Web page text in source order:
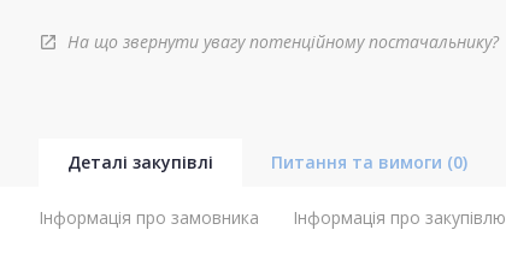
open_in_new На що звернути увагу потенційному постачальнику?
Деталі закупівлі Питання та вимоги (0)
Інформація про замовника Інформація про закупівлю